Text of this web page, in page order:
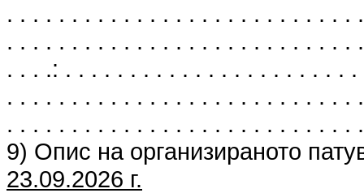
. . . . . . . . . . . . . . . . . . . . . . . . . .
. . . . . . . . . . . . . . . . . . . . . . . . . .
. . . .: . . . . . . . . . . . . . . . . . . . . . .
. . . . . . . . . . . . . . . . . . . . . . . . . .
. . . . . . . . . . . . . . . . . . . . . . . . . . .
9) Опис на организираното
23.09.2026 г.